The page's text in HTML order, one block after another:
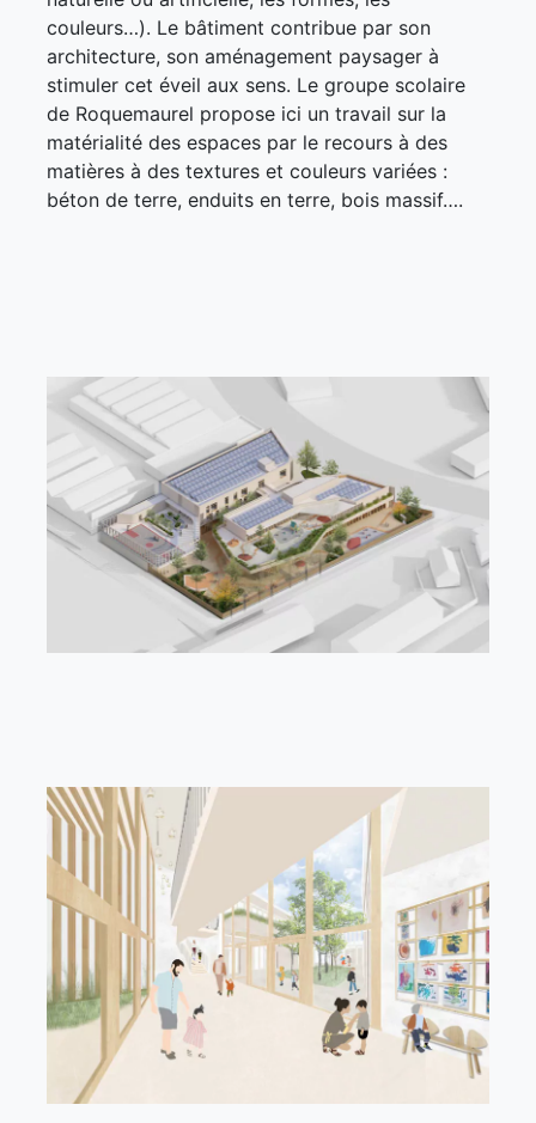
couleurs…). Le bâtiment contribue par son
architecture, son aménagement paysager à
stimuler cet éveil aux sens. Le groupe scolaire
de Roquemaurel propose ici un travail sur la
matérialité des espaces par le recours à des
matières à des textures et couleurs variées :
béton de terre, enduits en terre, bois massif….